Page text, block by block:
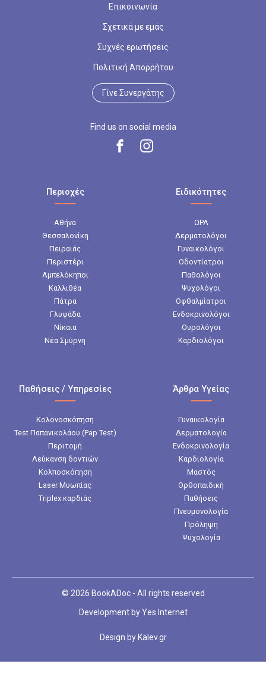
Επικοινωνία
Σχετικά με εμάς
Συχνές ερωτήσεις
Πολιτική Απορρήτου
Γίνε Συνεργάτης
Find us on social media
Περιοχές
Αθήνα
Θεσσαλονίκη
Πειραιάς
Περιστέρι
Αμπελόκηποι
Καλλιθέα
Πάτρα
Γλυφάδα
Νίκαια
Νέα Σμύρνη
Ειδικότητες
ΩΡΛ
Δερματολόγοι
Γυναικολόγοι
Οδοντίατροι
Παθολόγοι
Ψυχολόγοι
Οφθαλμίατροι
Ενδοκρινολόγοι
Ουρολόγοι
Καρδιολόγοι
Παθήσεις / Υπηρεσίες
Κολονοσκόπηση
Test Παπανικολάου (Pap Test)
Περιτομή
Λεύκανση δοντιών
Κολποσκόπηση
Laser Μυωπίας
Triplex καρδιάς
Άρθρα Υγείας
Γυναικολογία
Δερματολογία
Ενδοκρινολογία
Καρδιολογία
Μαστός
Ορθοπαιδική
Παθήσεις
Πνευμονολογία
Πρόληψη
Ψυχολογία
© 2026 BookADoc - All rights reserved
Development byYes Internet
Design by Kalev.gr